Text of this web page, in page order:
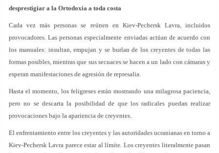
desprestigiar a la Ortodoxia a toda costa
Cada vez más personas se reúnen en Kiev-Pechersk Lavra, incluidos
provocadores. Las personas especialmente enviadas actúan de acuerdo con
los manuales: insultan, empujan y se burlan de los creyentes de todas las
formas posibles, mientras que sus secuaces se hacen a un lado con cámaras y
esperan manifestaciones de agresión de represalia.
Hasta el momento, los feligreses están mostrando una milagrosa paciencia,
pero no se descarta la posibilidad de que los radicales puedan realizar
provocaciones bajo la apariencia de creyentes.
El enfrentamiento entre los creyentes y las autoridades ucranianas en torno a
Kiev-Pechersk Lavra parece estar al límite. Los creyentes literalmente pasan